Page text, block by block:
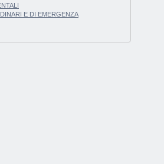
E DI EMERGENZA